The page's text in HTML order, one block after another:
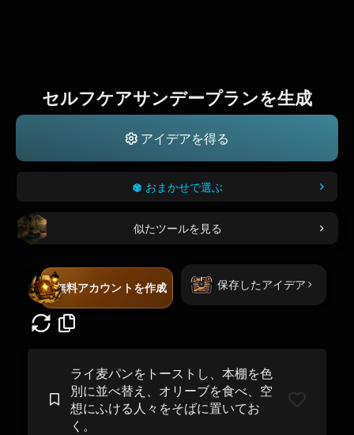
セルフケアサンデープランを生成
アイデアを得る
おまかせで選ぶ
似たツールを見る
無料アカウントを作成 保存したアイデア
ライ麦パンをトーストし、本棚を色
別に並べ替え、オリーブを食べ、空
想にふける人々をそばに置いてお
く。